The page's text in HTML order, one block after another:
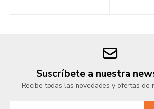
Suscríbete a nuestra
Recibe todas las novedades y ofertas de